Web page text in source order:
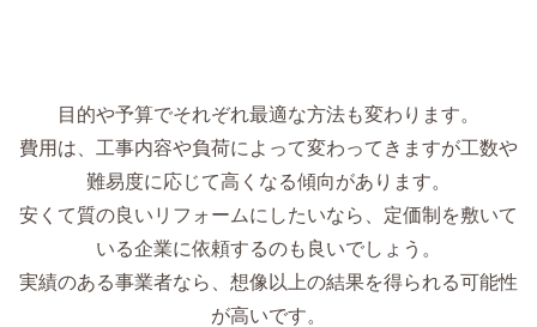
目的や予算でそれぞれ最適な方法も変わります。
費用は、工事内容や負荷によって変わってきますが工数や
難易度に応じて高くなる傾向があります。
安くて質の良いリフォームにしたいなら、定価制を敷いて
いる企業に依頼するのも良いでしょう。
実績のある事業者なら、想像以上の結果を得られる可能性
が高いです。